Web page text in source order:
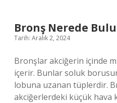
Bronş Nerede
Tarih: Aralık 2, 2024
Bronşlar akciğerin içinde
içerir. Bunlar soluk
lobuna uzanan tüplerdir.
akciğerlerdeki küçük hava